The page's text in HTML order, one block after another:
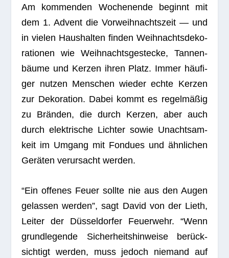
Am kom­men­den Wochen­ende beginnt mit
dem 1. Advent die Vor­weih­nachts­zeit — und
in vie­len Haus­hal­ten fin­den Weih­nachts­de­ko­
ra­tio­nen wie Weih­nachts­ge­ste­cke, Tan­nen­
bäume und Ker­zen ihren Platz. Immer häu­fi­
ger nut­zen Men­schen wie­der echte Ker­zen
zur Deko­ra­tion. Dabei kommt es regel­mä­ßig
zu Brän­den, die durch Ker­zen, aber auch
durch elek­tri­sche Lich­ter sowie Unacht­sam­
keit im Umgang mit Fon­dues und ähn­li­chen
Gerä­ten ver­ur­sacht werden.
“Ein offe­nes Feuer sollte nie aus den Augen
gelas­sen wer­den”, sagt David von der Lieth,
Lei­ter der Düs­sel­dor­fer Feu­er­wehr. “Wenn
grund­le­gende Sicher­heits­hin­weise berück­
sich­tigt wer­den, muss jedoch nie­mand auf